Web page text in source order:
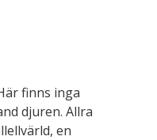
finns inga
djuren. Allra
en